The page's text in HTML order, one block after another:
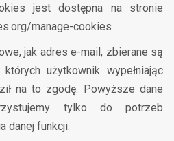
jest dostępna na stronie
manage-cookies
jak adres e-mail, zbierane są
użytkownik wypełniając
na to zgodę. Powyższe dane
tylko do potrzeb
danej funkcji.